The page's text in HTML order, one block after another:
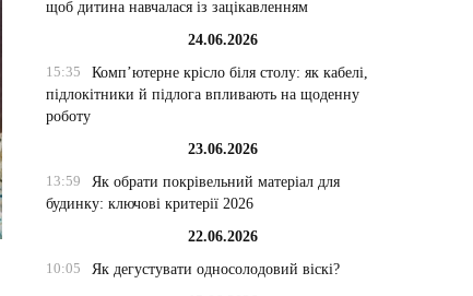
щоб дитина навчалася із зацікавленням
24.06.2026
15:35
Комп’ютерне крісло біля столу: як кабелі,
підлокітники й підлога впливають на щоденну
роботу
23.06.2026
13:59
Як обрати покрівельний матеріал для
будинку: ключові критерії 2026
22.06.2026
10:05
Як дегустувати односолодовий віскі?